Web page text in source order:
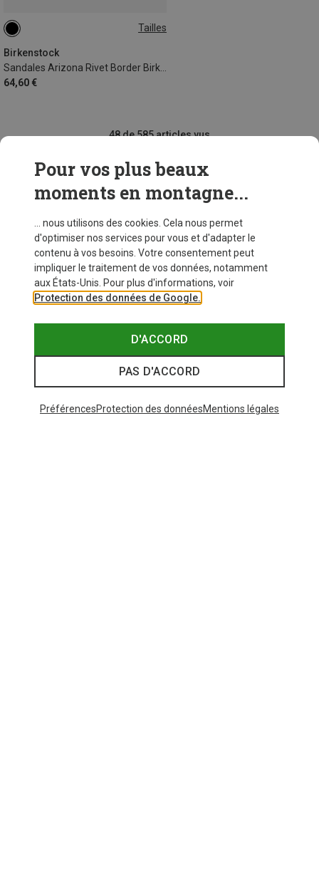
Tailles
Birkenstock
64,60 €
31
VOIR PLUS D'ARTICLES
48 de 585 articles vus
Similaires à ceux vus récemment
Pour vos plus beaux
moments en montagne...
... nous utilisons des cookies. Cela nous permet
d'optimiser nos services pour vous et d'adapter le
contenu à vos besoins. Votre consentement peut
impliquer le traitement de vos données, notamment
aux États-Unis. Pour plus d'informations, voir
Protection des données de Google.
D'ACCORD
PAS D'ACCORD
PréférencesProtection des donnéesMentions légales